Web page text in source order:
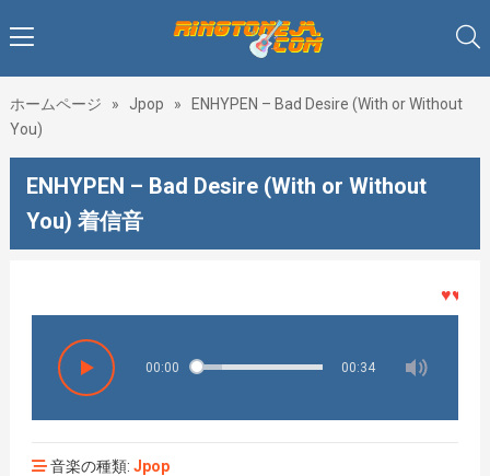
ホームページ » Jpop »
ENHYPEN – Bad Desire (With or Without
You)
ENHYPEN – Bad Desire (With or Without
You) 着信音
♥♥♥着メ
00:00 00:34
音楽の種類: Jpop